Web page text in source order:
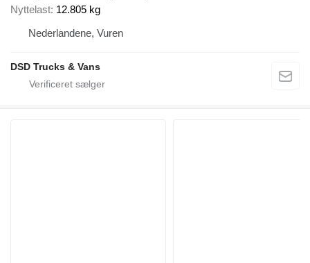
Nyttelast 12.805 kg
Nederlandene, Vuren
DSD Trucks & Vans